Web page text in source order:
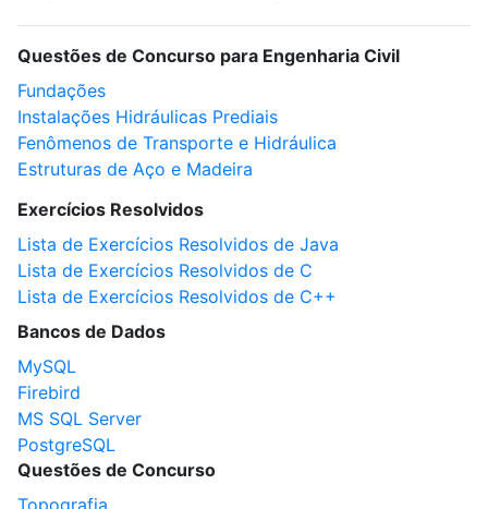
Questões de Concurso para Engenharia Civil
Fundações
Instalações Hidráulicas Prediais
Fenômenos de Transporte e Hidráulica
Estruturas de Aço e Madeira
Exercícios Resolvidos
Lista de Exercícios Resolvidos de Java
Lista de Exercícios Resolvidos de C
Lista de Exercícios Resolvidos de C++
Bancos de Dados
MySQL
Firebird
MS SQL Server
PostgreSQL
Questões de Concurso
Topografia